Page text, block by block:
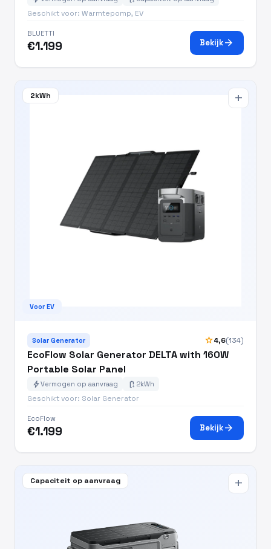
Geschikt voor: Warmtepomp, EV
BLUETTI
€1.199 Bekijkarrow_forward
2kWh
Voor EV
add
Solar Generator star4,6(134)
EcoFlow Solar Generator DELTA with 160W
Portable Solar Panel
boltVermogen op aanvraag battery_charging_full 2kWh
Geschikt voor: Solar Generator
EcoFlow
€1.199 Bekijkarrow_forward
Capaciteit op aanvraag add